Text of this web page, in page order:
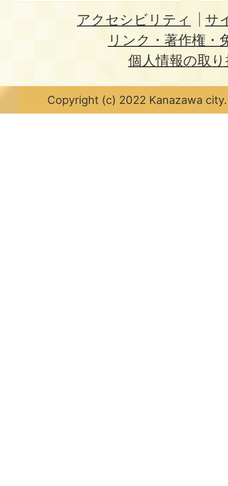
アクセシビリティ
サ
リンク・著作権・
個人情報の取
Copyright (c) 2022 Kanazawa